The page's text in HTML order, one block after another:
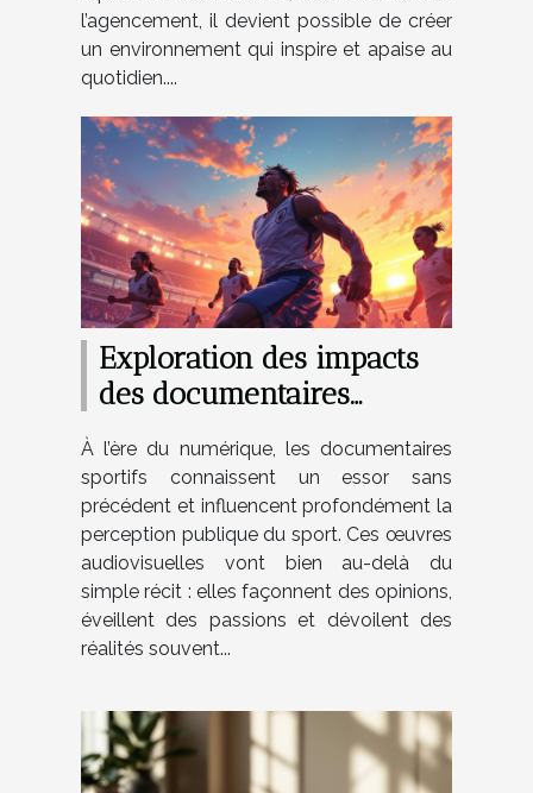
l’agencement, il devient possible de créer
un environnement qui inspire et apaise au
quotidien....
Exploration des impacts
des documentaires
publique ?
À l’ère du numérique, les documentaires
sportifs connaissent un essor sans
précédent et influencent profondément la
perception publique du sport. Ces œuvres
audiovisuelles vont bien au-delà du
simple récit : elles façonnent des opinions,
éveillent des passions et dévoilent des
réalités souvent...